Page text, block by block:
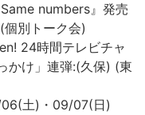
numbers』発売
別トーク会)
24時間テレビチャ
かけ」連弾:(久保) (東
土)・09/07(日)